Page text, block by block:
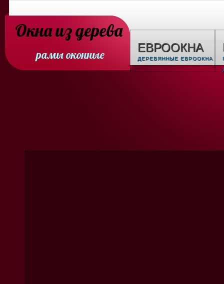
Окна из дерева
рамы оконные
ЕВРООКНА
ДЕРЕВЯННЫЕ ЕВРООКНА